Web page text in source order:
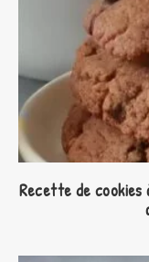
Recette de